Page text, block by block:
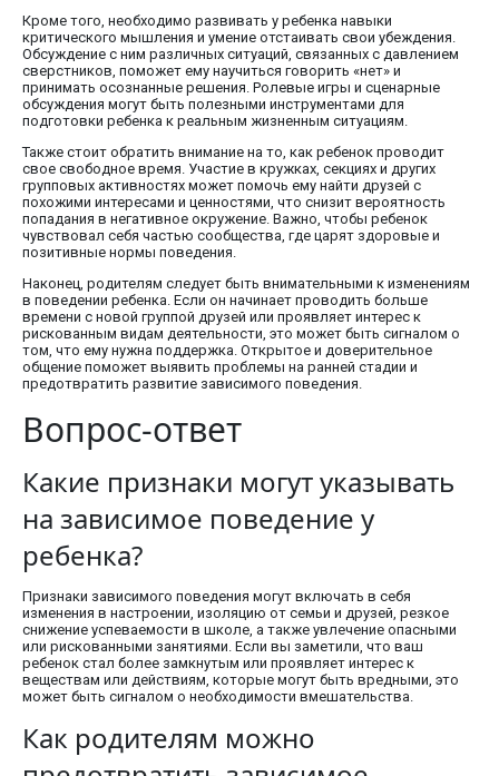
Кроме того, необходимо развивать у ребенка навыки
критического мышления и умение отстаивать свои убеждения.
Обсуждение с ним различных ситуаций, связанных с давлением
сверстников, поможет ему научиться говорить «нет» и
принимать осознанные решения. Ролевые игры и сценарные
обсуждения могут быть полезными инструментами для
подготовки ребенка к реальным жизненным ситуациям.
Также стоит обратить внимание на то, как ребенок проводит
свое свободное время. Участие в кружках, секциях и других
групповых активностях может помочь ему найти друзей с
похожими интересами и ценностями, что снизит вероятность
попадания в негативное окружение. Важно, чтобы ребенок
чувствовал себя частью сообщества, где царят здоровые и
позитивные нормы поведения.
Наконец, родителям следует быть внимательными к изменениям
в поведении ребенка. Если он начинает проводить больше
времени с новой группой друзей или проявляет интерес к
рискованным видам деятельности, это может быть сигналом о
том, что ему нужна поддержка. Открытое и доверительное
общение поможет выявить проблемы на ранней стадии и
предотвратить развитие зависимого поведения.
Вопрос-ответ
Какие признаки могут указывать
на зависимое поведение у
ребенка?
Признаки зависимого поведения могут включать в себя
изменения в настроении, изоляцию от семьи и друзей, резкое
снижение успеваемости в школе, а также увлечение опасными
или рискованными занятиями. Если вы заметили, что ваш
ребенок стал более замкнутым или проявляет интерес к
веществам или действиям, которые могут быть вредными, это
может быть сигналом о необходимости вмешательства.
Как родителям можно